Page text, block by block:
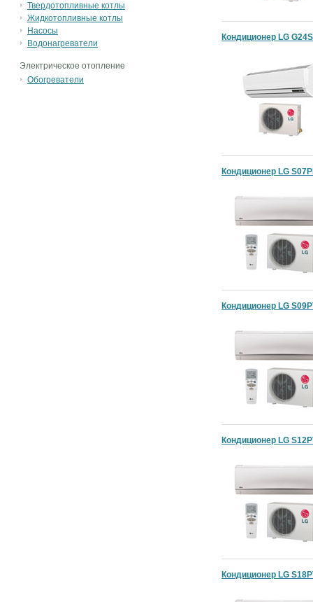
Твердотопливные котлы
Жидкотопливные котлы
Насосы
Водонагреватели
Электрическое отопление
Обогреватели
Кондиционер LG
Кондиционер LG
Кондиционер LG
Кондиционер LG
Кондиционер LG